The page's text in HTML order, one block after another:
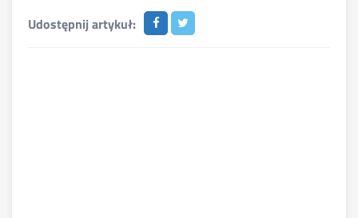
Udostępnij artykuł: